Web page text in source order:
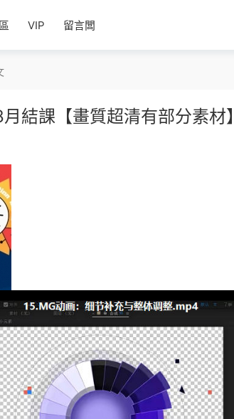
VIP 留言闆
結課【畫質超清有部分素材】